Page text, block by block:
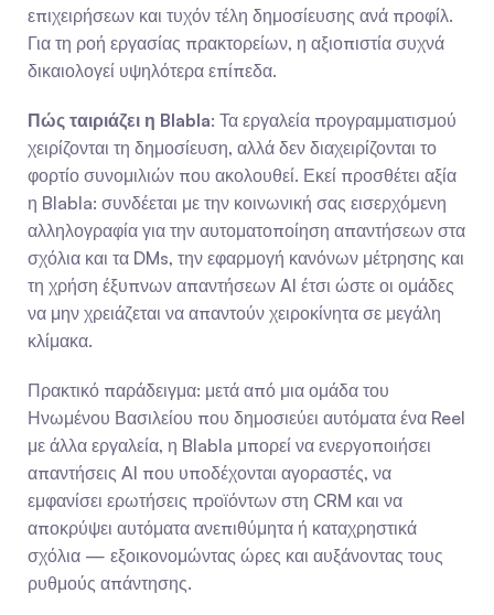
επιχειρήσεων και τυχόν τέλη δημοσίευσης ανά προφίλ.
Για τη ροή εργασίας πρακτορείων, η αξιοπιστία συχνά
δικαιολογεί υψηλότερα επίπεδα.
Πώς ταιριάζει η Blabla: Τα εργαλεία προγραμματισμού
χειρίζονται τη δημοσίευση, αλλά δεν διαχειρίζονται το
φορτίο συνομιλιών που ακολουθεί. Εκεί προσθέτει αξία
η Blabla: συνδέεται με την κοινωνική σας εισερχόμενη
αλληλογραφία για την αυτοματοποίηση απαντήσεων στα
σχόλια και τα DMs, την εφαρμογή κανόνων μέτρησης και
τη χρήση έξυπνων απαντήσεων AI έτσι ώστε οι ομάδες
να μην χρειάζεται να απαντούν χειροκίνητα σε μεγάλη
κλίμακα.
Πρακτικό παράδειγμα: μετά από μια ομάδα του
Ηνωμένου Βασιλείου που δημοσιεύει αυτόματα ένα Reel
με άλλα εργαλεία, η Blabla μπορεί να ενεργοποιήσει
απαντήσεις AI που υποδέχονται αγοραστές, να
εμφανίσει ερωτήσεις προϊόντων στη CRM και να
αποκρύψει αυτόματα ανεπιθύμητα ή καταχρηστικά
σχόλια — εξοικονομώντας ώρες και αυξάνοντας τους
ρυθμούς απάντησης.